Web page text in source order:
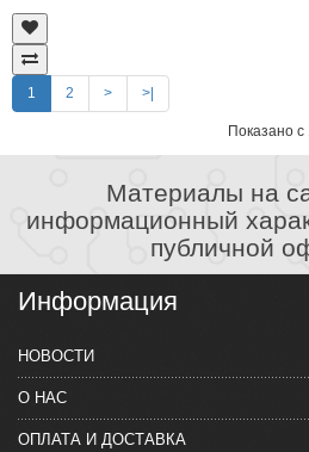
1 2 > >|
Показано с
Материалы на
информационный
публичной
Информация
НОВОСТИ
О НАС
ОПЛАТА И ДОСТАВКА